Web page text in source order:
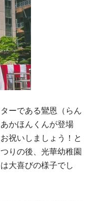
ーである鸞恩（らん
かほんくんが登場
祝いしましょう！と
りの後、光華幼稚園
大喜びの様子でし